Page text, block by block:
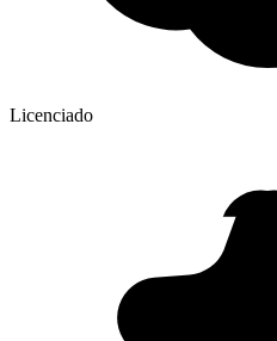
Licenciado